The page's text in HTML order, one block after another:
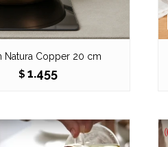
Natura Copper 20 cm
$ 1.455